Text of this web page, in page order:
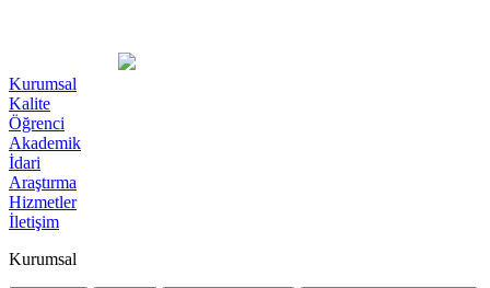
Kurumsal
Kalite
Öğrenci
Akademik
İdari
Araştırma
Hizmetler
İletişim
Kurumsal